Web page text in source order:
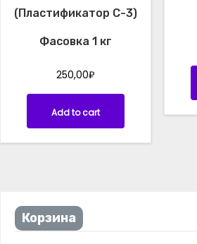
(Пластификатор С-3)
Фасовка 1 кг
250,00₽
Add to cart
Корзина